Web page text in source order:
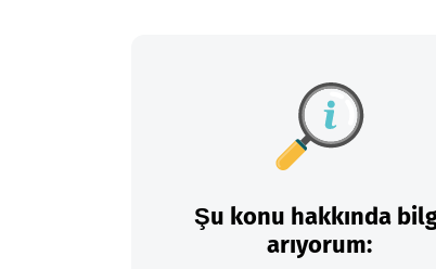
Şu konu hakkında
arıyorum: